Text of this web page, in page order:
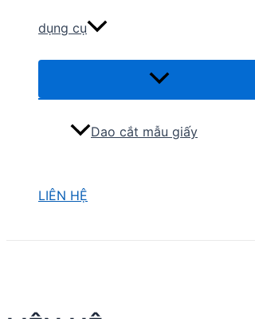
dụng cụ
Menu
Dao cắt mẫu giấy
LIÊN HỆ